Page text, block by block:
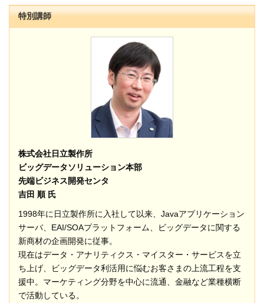
特別講師
株式会社日立製作所
ビッグデータソリューション本部
先端ビジネス開発センタ
吉田 順 氏
1998年に日立製作所に入社して以来、Javaアプリケーション
サーバ、EAI/SOAプラットフォーム、ビッグデータに関する
新商材の企画開発に従事。
現在はデータ・アナリティクス・マイスター・サービスを立
ち上げ、ビッグデータ利活用に悩むお客さまの上流工程を支
援中。マーケティング分野を中心に流通、金融など業種横断
で活動している。